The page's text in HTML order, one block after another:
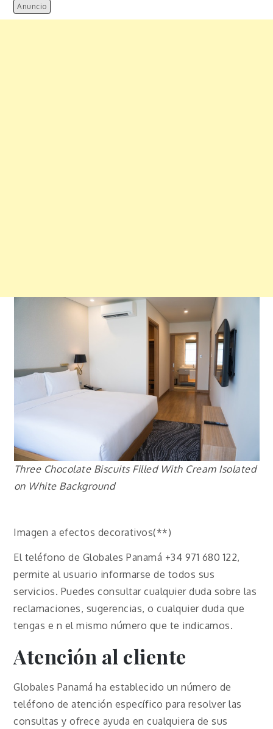
Anuncio
Three Chocolate Biscuits Filled With Cream Isolated
on White Background
Imagen a efectos decorativos(**)
El teléfono de Globales Panamá +34 971 680 122,
permite al usuario informarse de todos sus
servicios. Puedes consultar cualquier duda sobre las
reclamaciones, sugerencias, o cualquier duda que
tengas e n el mismo número que te indicamos.
Atención al cliente
Globales Panamá ha establecido un número de
teléfono de atención específico para resolver las
consultas y ofrece ayuda en cualquiera de sus